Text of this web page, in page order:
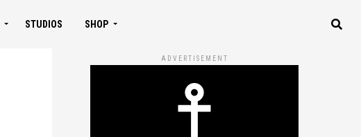
STUDIOS SHOP
ADVERTISEMENT